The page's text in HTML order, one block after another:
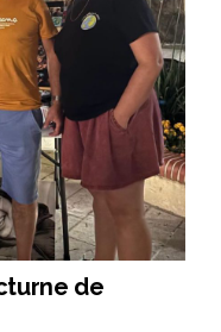
de